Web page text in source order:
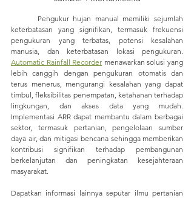
keterbatasan yang signifikan, termasuk frekuensi
pengukuran yang terbatas, potensi kesalahan
Automatic Rainfall Recorder menawarkan solusi yang
lebih canggih dengan pengukuran otomatis dan
terus menerus, mengurangi kesalahan yang dapat
timbul, fleksibilitas penempatan, ketahanan terhadap
lingkungan, dan akses data yang mudah.
Implementasi ARR dapat membantu dalam berbagai
sektor, termasuk pertanian, pengelolaan sumber
daya air, dan mitigasi bencana sehingga memberikan
kontribusi signifikan terhadap pembangunan
berkelanjutan dan peningkatan kesejahteraan
masyarakat.
Dapatkan informasi lainnya seputar ilmu pertanian